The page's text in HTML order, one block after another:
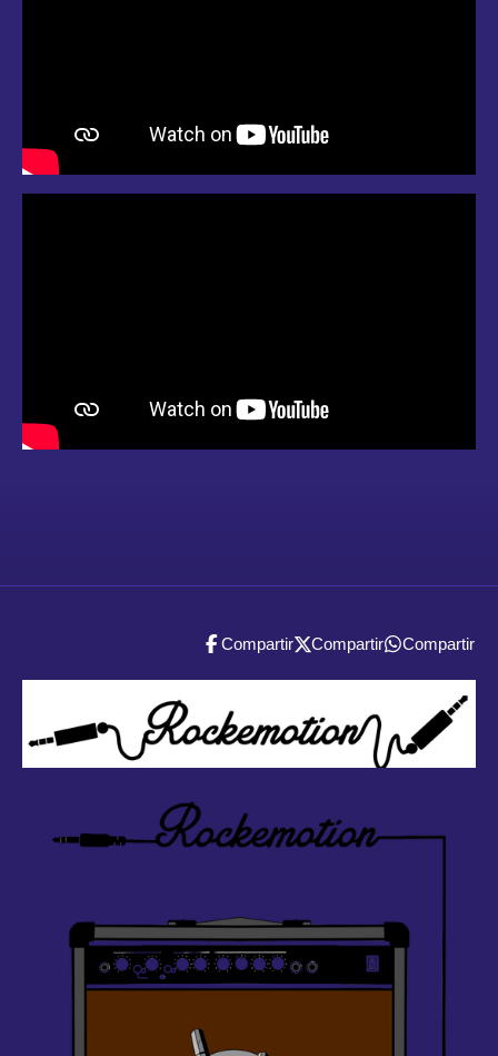
Compartir Compartir Compartir